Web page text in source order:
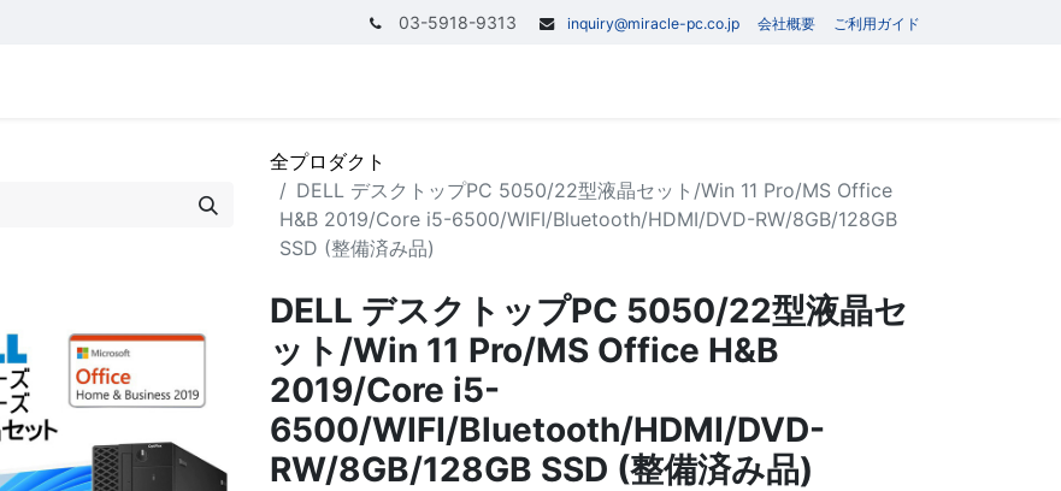
03-5918-9313 inquiry@miracle-pc.co.jp 会社概要 ご利用ガイド
全プロダクト
DELL デスクトップPC 5050/22型液晶セット/Win 11 Pro/MS Office
H&B 2019/Core i5-6500/WIFI/Bluetooth/HDMI/DVD-RW/8GB/128GB
SSD (整備済み品)
DELL デスクトップPC 5050/22型液晶セ
ット/Win 11 Pro/MS Office H&B
2019/Core i5-
6500/WIFI/Bluetooth/HDMI/DVD-
RW/8GB/128GB SSD (整備済み品)